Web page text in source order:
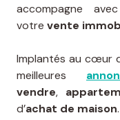
accompagne
votre vente
Implantés au cœur
meilleures
vendre,
d’achat de maison.